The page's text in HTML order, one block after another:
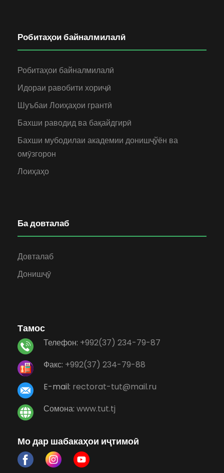
Робитаҳои байналмилалӣ
Робитаҳои байналмилалӣ
Идораи равобити хориҷӣ
Шуъбаи Лоиҳаҳои грантӣ
Бахши раводид ва бақайдгирӣ
Бахши мубодилаи академии донишҷўён ва
омӯзгорон
Лоиҳаҳо
Ба довталаб
Довталаб
Донишҷӯ
Тамос
Телефон: +992(37) 234-79-87
Факс: +992(37) 234-79-88
E-mail: rectorat-tut@mail.ru
Сомона: www.tut.tj
Мо дар шабакаҳои иҷтимоӣ